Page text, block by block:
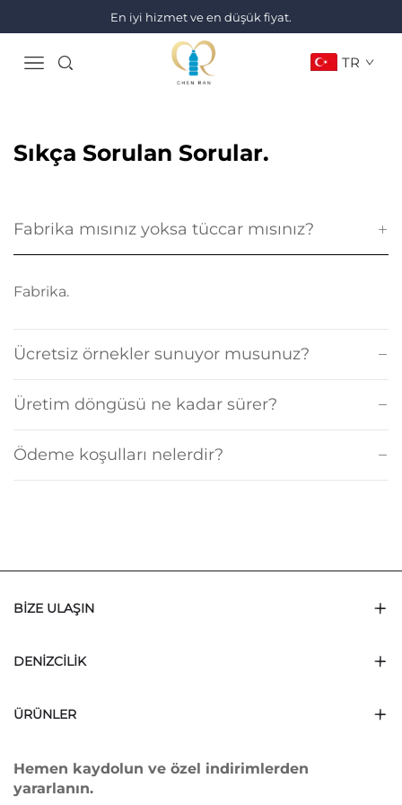
En iyi hizmet ve en düşük fiyat.
TR
Sıkça Sorulan Sorular.
Fabrika mısınız yoksa tüccar mısınız?
Fabrika.
Ücretsiz örnekler sunuyor musunuz?
Üretim döngüsü ne kadar sürer?
Ödeme koşulları nelerdir?
BIZE ULAŞIN
DENIZCILIK
ÜRÜNLER
Hemen kaydolun ve özel indirimlerden
yararlanın.